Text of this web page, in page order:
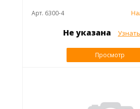
Арт. 6300-4
Не указана
Просмотр